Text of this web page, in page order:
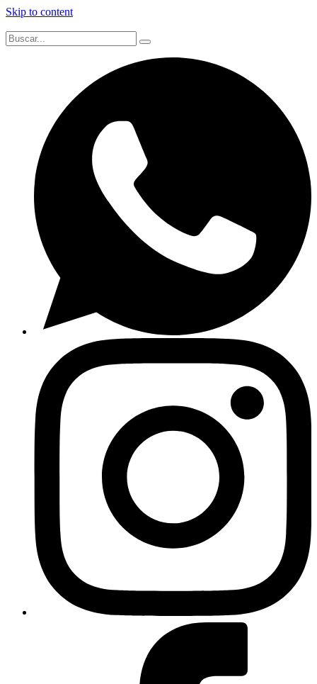
Skip to content